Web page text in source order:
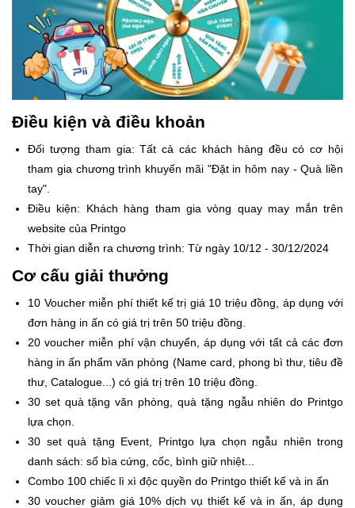
Điều kiện và điều khoản
Đối tượng tham gia: Tất cả các khách hàng đều có cơ hội
tham gia chương trình khuyến mãi "Đặt in hôm nay - Quà liền
tay".
Điều kiện: Khách hàng tham gia vòng quay may mắn trên
website của Printgo
Thời gian diễn ra chương trình: Từ ngày 10/12 - 30/12/2024
Cơ cấu giải thưởng
10 Voucher miễn phí thiết kế trị giá 10 triệu đồng, áp dụng với
đơn hàng in ấn có giá trị trên 50 triệu đồng.
20 voucher miễn phí vận chuyển, áp dụng với tất cả các đơn
hàng in ấn phẩm văn phòng (Name card, phong bì thư, tiêu đề
thư, Catalogue...) có giá trị trên 10 triệu đồng.
30 set quà tặng văn phòng, quà tặng ngẫu nhiên do Printgo
lựa chọn.
30 set quà tặng Event, Printgo lựa chọn ngẫu nhiên trong
danh sách: sổ bìa cứng, cốc, bình giữ nhiệt...
Combo 100 chiếc lì xì độc quyền do Printgo thiết kế và in ấn
30 voucher giảm giá 10% dịch vụ thiết kế và in ấn, áp dụng